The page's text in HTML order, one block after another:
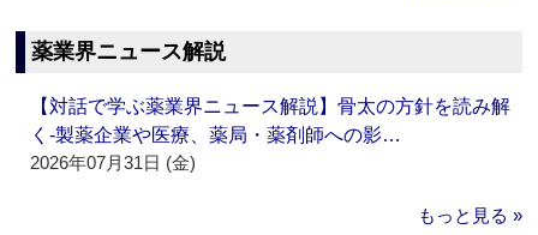
薬業界ニュース解説
【対話で学ぶ薬業界ニュース解説】骨太の方針を読み解
く‐製薬企業や医療、薬局・薬剤師への影…
2026年07月31日 (金)
もっと見る »